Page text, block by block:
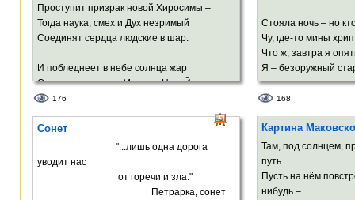
Проступит призрак новой Хиросимы –
Тогда наука, смех и Дух незримый
Соединят сердца людские в шар.
И побледнеет в небе солнца жар
От пульса ровного Москвы, Нью-Йорка,
Рима,
Научится нести и млад, и стар.
В трёхмерный мир вселенских пирамид
Вольют свой свет иные многомерья,
И мы увидим братьев, наконец…
176
Стояла ночь – но
Чу, где-то мины
Что ж, завтра я
Я – безоружный
Племяш, я за себя
И здесь война… А
И ждите, когда вас
Он молодой и
Мы перед ним хотим
168
Сонет
"...лишь одна дорога
уводит нас
от горечи и зла."
Петрарка, сонет
Картина
Там, под солнцем,
путь.
Пусть на нём
нибудь –